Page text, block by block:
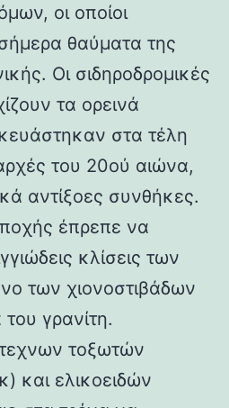
οι οποίοι
θαύματα της
Οι σιδηροδρομικές
τα ορεινά
στα τέλη
του 20ού αιώνα,
αντίξοες συνθήκες.
έπρεπε να
κλίσεις των
των χιονοστιβάδων
γρανίτη.
τοξωτών
και ελικοειδών